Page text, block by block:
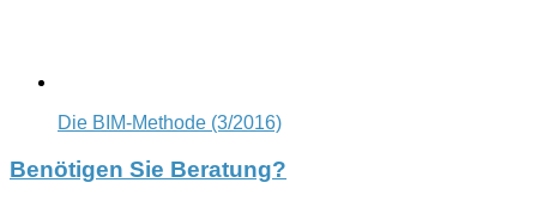
Die BIM-Methode (3/2016)
Benötigen Sie Beratung?